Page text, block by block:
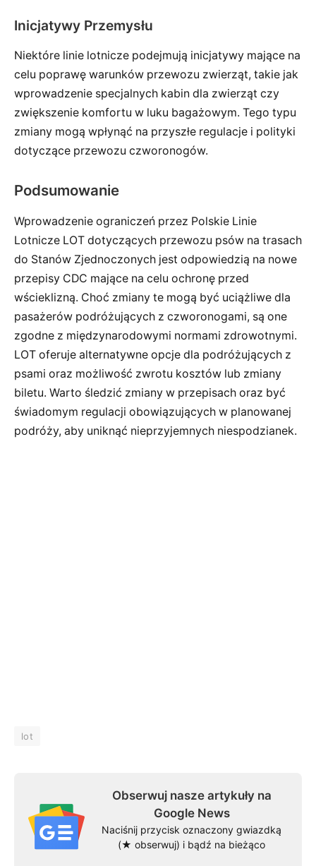
Inicjatywy Przemysłu
Niektóre linie lotnicze podejmują inicjatywy mające na
celu poprawę warunków przewozu zwierząt, takie jak
wprowadzenie specjalnych kabin dla zwierząt czy
zwiększenie komfortu w luku bagażowym. Tego typu
zmiany mogą wpłynąć na przyszłe regulacje i polityki
dotyczące przewozu czworonogów.
Podsumowanie
Wprowadzenie ograniczeń przez Polskie Linie
Lotnicze LOT dotyczących przewozu psów na trasach
do Stanów Zjednoczonych jest odpowiedzią na nowe
przepisy CDC mające na celu ochronę przed
wścieklizną. Choć zmiany te mogą być uciążliwe dla
pasażerów podróżujących z czworonogami, są one
zgodne z międzynarodowymi normami zdrowotnymi.
LOT oferuje alternatywne opcje dla podróżujących z
psami oraz możliwość zwrotu kosztów lub zmiany
biletu. Warto śledzić zmiany w przepisach oraz być
świadomym regulacji obowiązujących w planowanej
podróży, aby uniknąć nieprzyjemnych niespodzianek.
lot
Obserwuj nasze artykuły na
Google News
Naciśnij przycisk oznaczony gwiazdką
(★ obserwuj) i bądź na bieżąco